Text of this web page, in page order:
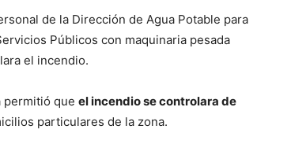
de la Dirección de Agua Potable para
Públicos con maquinaria pesada
el incendio.
permitió que el incendio se controlara de
particulares de la zona.